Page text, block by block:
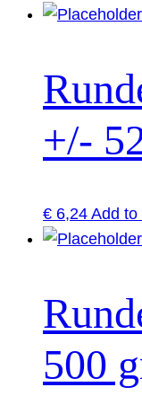
+/-
€ 6,24 Add to
500